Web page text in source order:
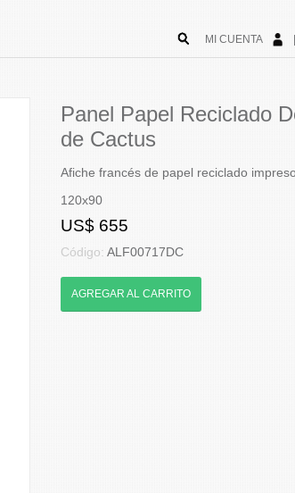
MI CUENTA
Panel Papel Reciclado
de Cactus
Afiche francés de papel reciclado
120x90
US$ 655
Código:ALF00717DC
AGREGAR AL CARRITO